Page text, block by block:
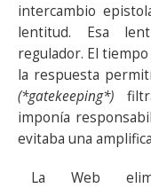
intercambio
lentitud. Esa
regulador. El
la respuesta
(*gatekeeping*)
imponía
evitaba una
La Web